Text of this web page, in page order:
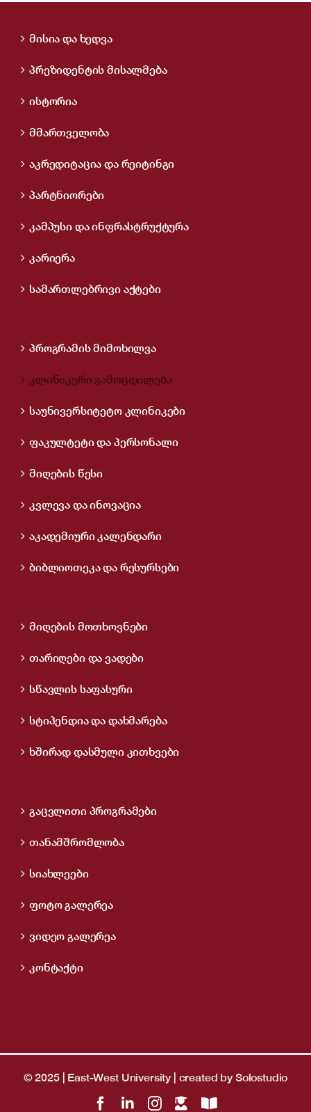
მისია და ხედვა
პრეზიდენტის მისალმება
ისტორია
მმართველობა
აკრედიტაცია და რეიტინგი
პარტნიორები
კამპუსი და ინფრასტრუქტურა
კარიერა
სამართლებრივი აქტები
პროგრამის მიმოხილვა
კლინიკური გამოცდილება
საუნივერსიტეტო კლინიკები
ფაკულტეტი და პერსონალი
მიღების წესი
კვლევა და ინოვაცია
აკადემიური კალენდარი
ბიბლიოთეკა და რესურსები
მიღების მოთხოვნები
თარიღები და ვადები
სწავლის საფასური
სტიპენდია და დახმარება
ხშირად დასმული კითხვები
გაცვლითი პროგრამები
თანამშრომლობა
სიახლეები
ფოტო გალერეა
ვიდეო გალერეა
კონტაქტი
© 2025 | East-West University | created by Solostudio
Facebook
LinkedInInstagram
LMSOpenBiblio